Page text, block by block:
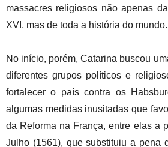
massacres religiosos não apenas
XVI, mas de toda a história do mundo.
No início, porém, Catarina buscou
diferentes grupos políticos e
fortalecer o país contra os
algumas medidas inusitadas que
da Reforma na França, entre elas a
Julho (1561), que substituiu a pena